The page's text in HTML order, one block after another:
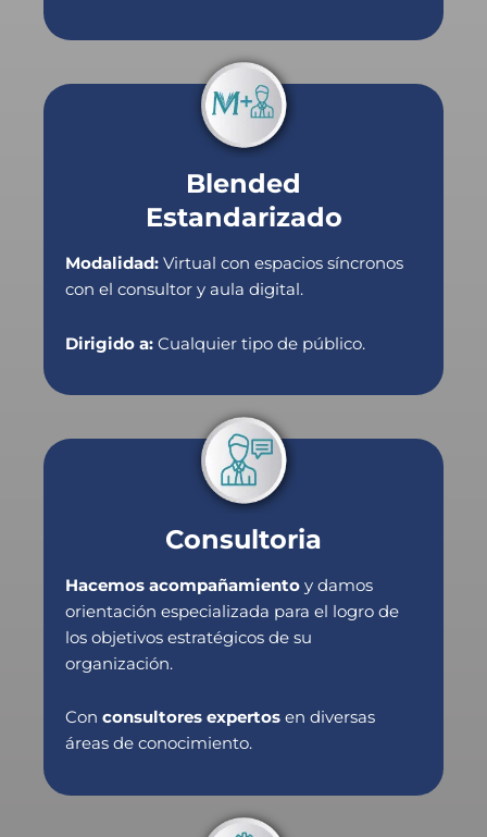
Blended
Estandarizado
Modalidad: Virtual con espacios síncronos
con el consultor y aula digital.
Dirigido a: Cualquier tipo de público.
Consultoria
Hacemos acompañamiento y damos
orientación especializada para el logro de
los objetivos estratégicos de su
organización.
Con consultores expertos en diversas
áreas de conocimiento.